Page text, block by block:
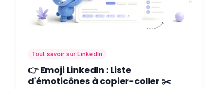
Tout savoir sur LinkedIn
👉 Emoji LinkedIn : Liste
d'émoticônes à copier-coller ✂️